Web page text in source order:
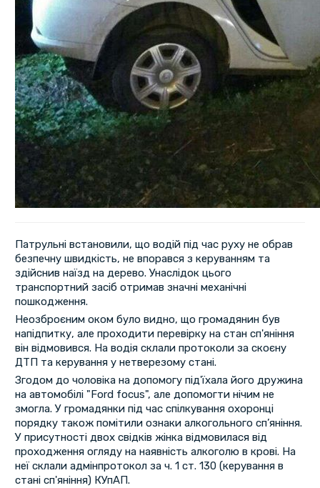
Патрульні встановили, що водій під час руху не обрав
безпечну швидкість, не впорався з керуванням та
здійснив наїзд на дерево. Унаслідок цього
транспортний засіб отримав значні механічні
пошкодження.
Неозброєним оком було видно, що громадянин був
напідпитку, але проходити перевірку на стан сп'яніння
він відмовився. На водія склали протоколи за скоєну
ДТП та керування у нетверезому стані.
Згодом до чоловіка на допомогу під'їхала його дружина
на автомобілі "Ford focus", але допомогти нічим не
змогла. У громадянки під час спілкування охоронці
порядку також помітили ознаки алкогольного сп’яніння.
У присутності двох свідків жінка відмовилася від
проходження огляду на наявність алкоголю в крові. На
неї склали адмінпротокол за ч. 1 ст. 130 (керування в
стані сп'яніння) КУпАП.